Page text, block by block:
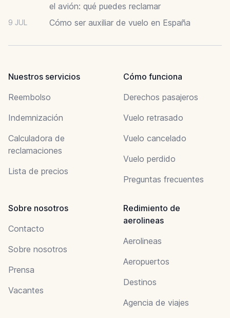
el avión: qué puedes reclamar
9 JUL Cómo ser auxiliar de vuelo en España
Nuestros servicios
Reembolso
Indemnización
Calculadora de
reclamaciones
Lista de precios
Cómo funciona
Derechos pasajeros
Vuelo retrasado
Vuelo cancelado
Vuelo perdido
Preguntas frecuentes
Sobre nosotros
Contacto
Sobre nosotros
Prensa
Vacantes
Redimiento de
aerolineas
Aerolineas
Aeropuertos
Destinos
Agencia de viajes